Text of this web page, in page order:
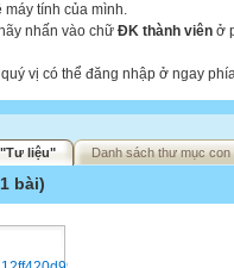
máy tính của mình.
nhấn vào chữ ĐK thành viên ở
vị có thể đăng nhập ở ngay
liệu" Danh sách thư mục con
bài)